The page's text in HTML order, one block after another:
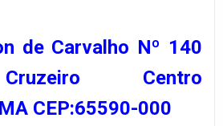
de Carvalho Nº 140
Centro
CEP:65590-000